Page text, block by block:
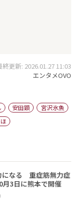
終更新: 2026.01.27 11:03
エンタメOVO
安田顕
宮沢氷魚
になる 重症筋無力症
月3日に熊本で開催